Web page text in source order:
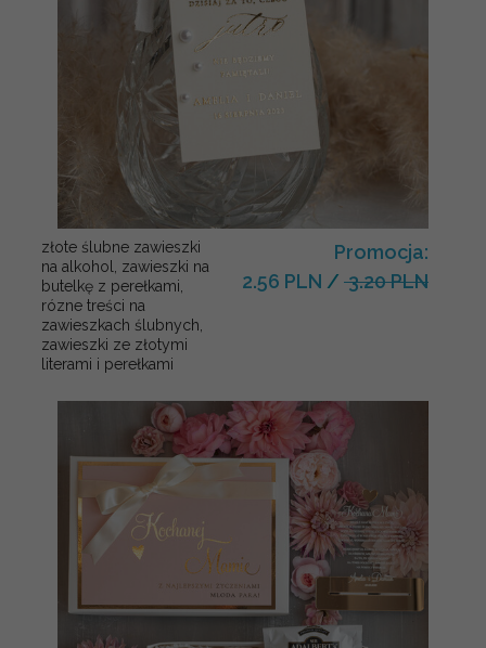
złote ślubne zawieszki
na alkohol, zawieszki na
butelkę z perełkami,
rózne treści na
zawieszkach ślubnych,
zawieszki ze złotymi
literami i perełkami
Promocja:
2.56 PLN / 3.20 PLN